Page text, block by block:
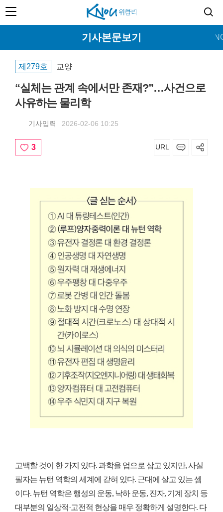
뉴스 특집
기사본문보기
제279호 교양
“실체는 관계 속에서만 존재?”…사건으로
사유하는 물리학
기사입력 2026-02-06 10:25
3 URL
고백할 것이 한 가지 있다. 과학을 업으로 삼고 있지만, 사실
필자는 뉴턴 역학의 세계에 갇혀 있다. 근대에 살고 있는 셈
이다. 뉴턴 역학은 행성의 운동, 낙하 운동, 진자, 기계 장치 등
대부분의 일상적·고전적 현상을 매우 정확하게 설명한다. 다